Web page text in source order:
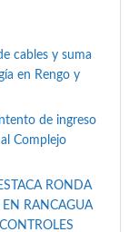
cables y suma
en Rengo y
de ingreso
Complejo
RONDA
RANCAGUA